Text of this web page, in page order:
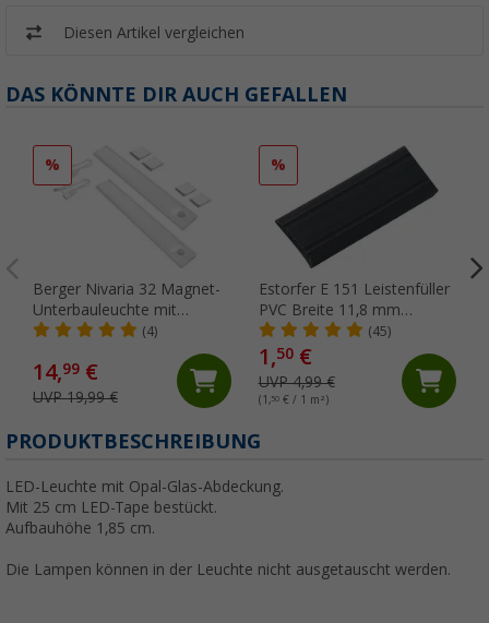
Diesen Artikel vergleichen
DAS KÖNNTE DIR AUCH GEFALLEN
%
Berger Nivaria 32 Magnet-
Unterbauleuchte mit
Bewegungssensor 2er-Set
(4)
14,99 €
UVP 19,99 €
%
Estorfer E 151 Leistenfüller
PVC Breite 11,8 mm
Meterware schwarz
(45)
1,50€
UVP 4,99 €
(1,50€ / 1 m²)
PRODUKTBESCHREIBUNG
LED-Leuchte mit Opal-Glas-Abdeckung.
Mit 25 cm LED-Tape bestückt.
Aufbauhöhe 1,85 cm.
Die Lampen können in der Leuchte nicht ausgetauscht werden.